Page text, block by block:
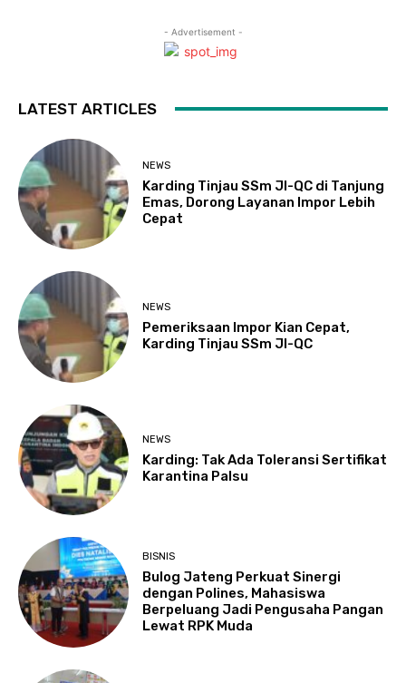
- Advertisement -
LATEST ARTICLES
NEWS
Karding Tinjau SSm JI-QC di Tanjung
Emas, Dorong Layanan Impor Lebih
Cepat
NEWS
Pemeriksaan Impor Kian Cepat,
Karding Tinjau SSm JI-QC
NEWS
Karding: Tak Ada Toleransi Sertifikat
Karantina Palsu
BISNIS
Bulog Jateng Perkuat Sinergi
dengan Polines, Mahasiswa
Berpeluang Jadi Pengusaha Pangan
Lewat RPK Muda